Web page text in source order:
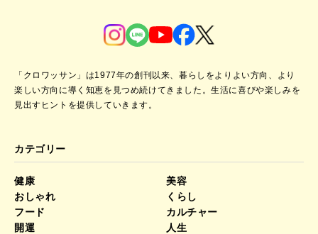
「クロワッサン」は1977年の創刊以来、暮らしをよりよい方向、より
楽しい方向に導く知恵を見つめ続けてきました。生活に喜びや楽しみを
見出すヒントを提供していきます。
カテゴリー
健康
美容
おしゃれ
くらし
フード
カルチャー
開運
人生